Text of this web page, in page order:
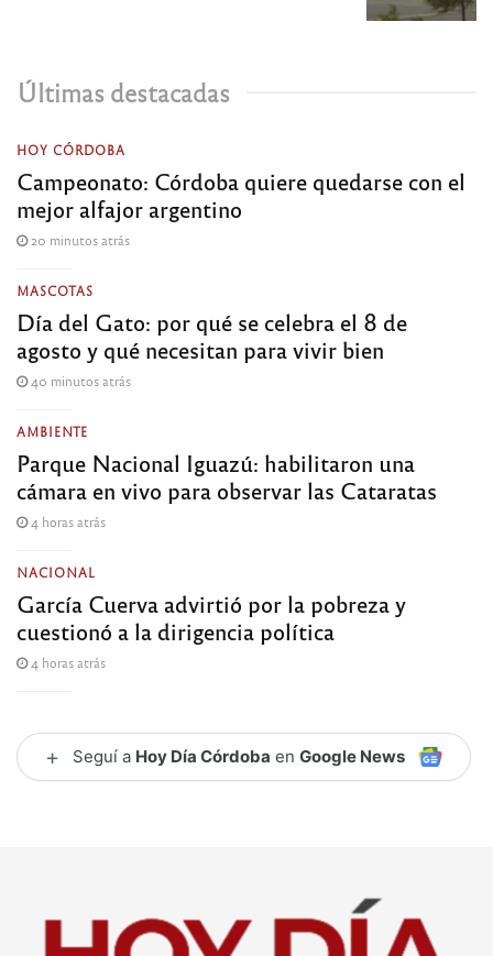
Últimas destacadas
HOY CÓRDOBA
Campeonato: Córdoba quiere quedarse con el
mejor alfajor argentino
20 minutos atrás
MASCOTAS
Día del Gato: por qué se celebra el 8 de
agosto y qué necesitan para vivir bien
40 minutos atrás
AMBIENTE
Parque Nacional Iguazú: habilitaron una
cámara en vivo para observar las Cataratas
4 horas atrás
NACIONAL
García Cuerva advirtió por la pobreza y
cuestionó a la dirigencia política
4 horas atrás
+ Seguí a Hoy Día Córdoba en Google News